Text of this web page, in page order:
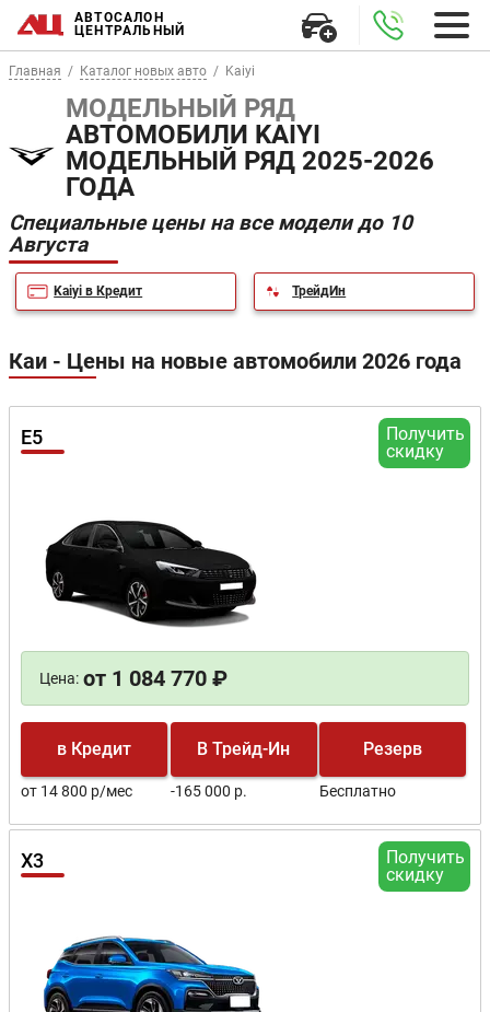
АВТОСАЛОН
ЦЕНТРАЛЬНЫЙ
Главная Каталог новых авто Kaiyi
МОДЕЛЬНЫЙ РЯД
АВТОМОБИЛИ KAIYI
МОДЕЛЬНЫЙ РЯД 2025-2026
ГОДА
Специальные цены на все модели до 10
Августа
Kaiyi в Кредит ТрейдИн
Каи - Цены на новые автомобили 2026 года
Получить
скидку
E5
Цена: от 1 084 770 ₽
в Кредит
от 14 800 р/мес
В Трейд-Ин
-165 000 р.
Резерв
Бесплатно
Получить
скидку
X3